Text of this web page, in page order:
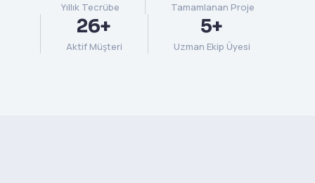
Yıllık Tecrübe Tamamlanan Proje
26+
Aktif Müşteri
5+
Uzman Ekip Üyesi